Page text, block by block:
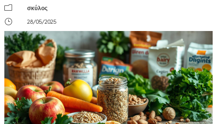
m
σκύλος
}
28/05/2025